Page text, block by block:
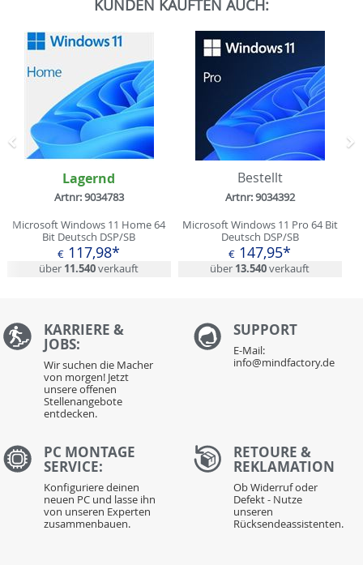
KUNDEN KAUFTEN AUCH:
Lagernd
Artnr: 9034783
Microsoft Windows 11 Home 64
Bit Deutsch DSP/SB
€ 117,98*
über 11.540verkauft
Bestellt
Artnr: 9034392
Microsoft Windows 11 Pro 64 Bit
Deutsch DSP/SB
€ 147,95*
über 13.540verkauft
Zurück
KARRIERE &
JOBS:
Wir suchen die Macher
von morgen! Jetzt
unsere offenen
Stellenangebote
entdecken.
SUPPORT
E-Mail:
info@mindfactory.de
PC MONTAGE
SERVICE:
Konfiguriere deinen
neuen PC und lasse ihn
von unseren Experten
zusammenbauen.
RETOURE &
REKLAMATION
Ob Widerruf oder
Defekt - Nutze
unseren
Rücksendeassistenten.